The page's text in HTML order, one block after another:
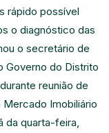
rápido possível
o diagnóstico das
o secretário de
Governo do Distrito
reunião de
Imobiliário
da quarta-feira,